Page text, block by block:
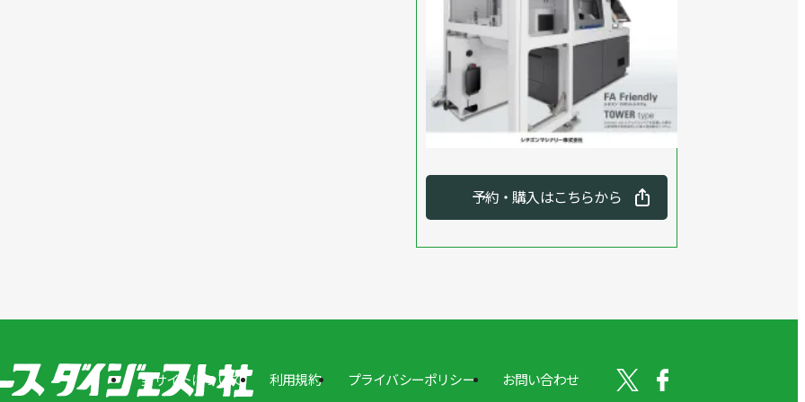
ーサルロボット
予約・購入はこちらから
当サイトについて 利用規約 プライバシーポリシー お問い合わせ